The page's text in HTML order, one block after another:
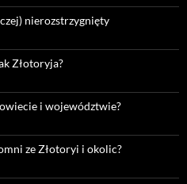
nierozstrzygnięty
Złotoryja?
i województwie?
ze Złotoryi i okolic?